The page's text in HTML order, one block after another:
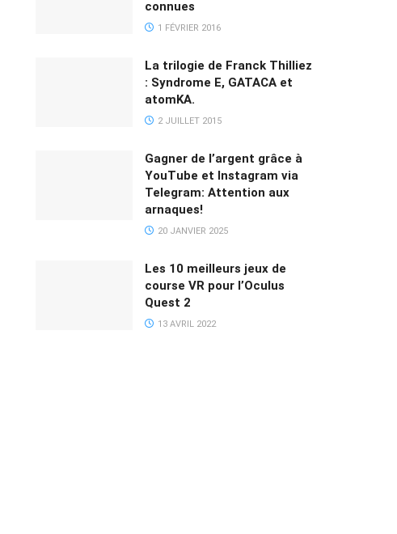
connues
1 FÉVRIER 2016
La trilogie de Franck Thilliez
: Syndrome E, GATACA et
atomKA.
2 JUILLET 2015
Gagner de l’argent grâce à
YouTube et Instagram via
Telegram: Attention aux
arnaques!
20 JANVIER 2025
Les 10 meilleurs jeux de
course VR pour l’Oculus
Quest 2
13 AVRIL 2022